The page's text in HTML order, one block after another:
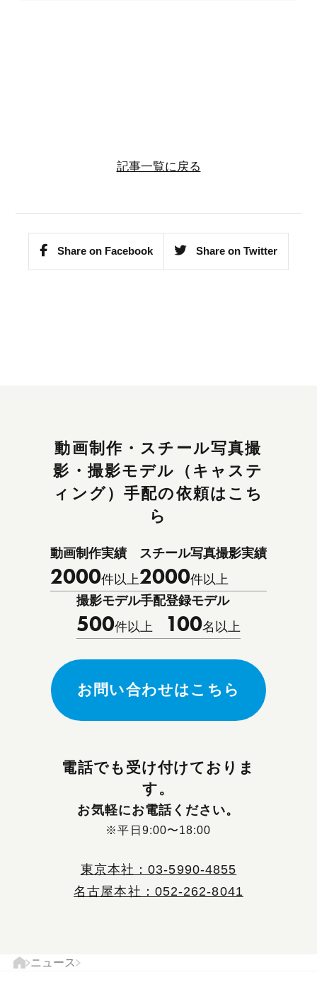
記事一覧に戻る
Share on Facebook Share on Twitter
動画制作・スチール写真撮
影・撮影モデル（キャステ
ィング）手配の依頼はこち
ら
動画制作実績
2000件以上
スチール写真撮影実績
2000件以上
撮影モデル手配
500件以上
登録モデル
100名以上
お問い合わせはこちら
電話でも受け付けておりま
す。
お気軽にお電話ください。
※平日9:00〜18:00
東京本社：03-5990-4855
名古屋本社：052-262-8041
ト
ニュース